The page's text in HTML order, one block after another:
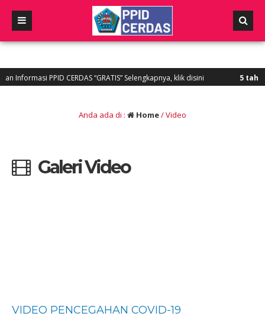
PPID CERDAS “GRATIS” Selengkapnya, klik disini 5 tahun
Anda ada di : Home/Video
Galeri Video
VIDEO PENCEGAHAN COVID-19